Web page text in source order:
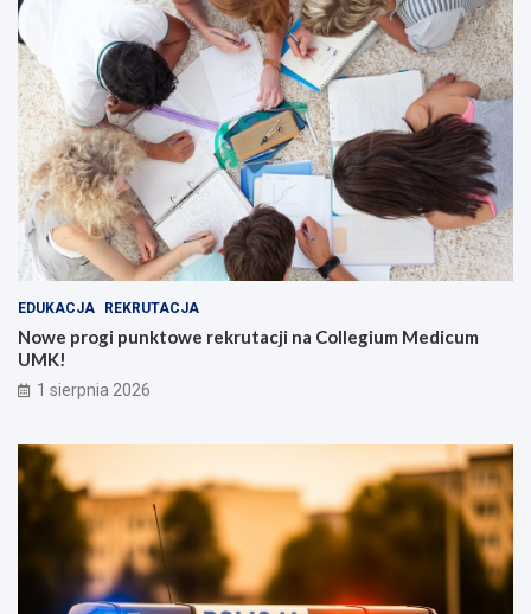
EDUKACJA REKRUTACJA
Nowe progi punktowe rekrutacji na Collegium Medicum
UMK!
1 sierpnia 2026